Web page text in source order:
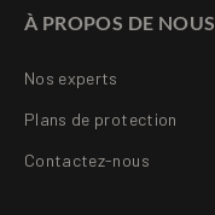
À PROPOS DE NOUS
Nos experts
Plans de protection
Contactez-nous